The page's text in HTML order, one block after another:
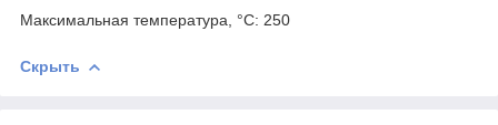
Максимальная температура, °С: 250
Скрыть